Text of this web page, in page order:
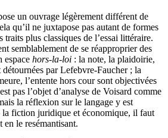
un ouvrage légèrement différent de
qu’il ne juxtapose pas autant de formes
traits plus classiques de l’essai littéraire.
semblablement de se réapproprier des
espace hors-la-loi : la note, la plaidoirie,
par Lefebvre-Faucher ; la
l’entente hors cour sont objectivées
pas l’objet d’analyse de Voisard comme
la réflexion sur le langage y est
la fiction juridique et économique, il faut
le resémantisant.